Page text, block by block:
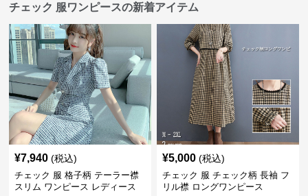
チェック 服ワンピースの新着アイテム
¥7,940 (税込)
チェック 服 格子柄 テーラー襟
スリム ワンピース レディース
¥5,000 (税込)
チェック 服 チェック柄 長袖 フ
リル襟 ロングワンピース